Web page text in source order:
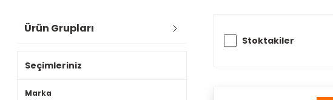
Ürün Grupları
Seçimleriniz
Marka
Stoktakiler